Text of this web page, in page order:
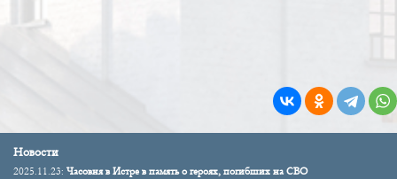
Новости
2025.11.23: Часовня в Истре в память о героях, погибших на СВО